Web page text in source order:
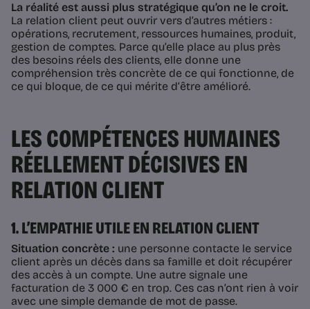
La réalité est aussi plus stratégique qu’on ne le croit.
La relation client peut ouvrir vers d’autres métiers :
opérations, recrutement, ressources humaines, produit,
gestion de comptes. Parce qu’elle place au plus près
des besoins réels des clients, elle donne une
compréhension très concrète de ce qui fonctionne, de
ce qui bloque, de ce qui mérite d’être amélioré.
LES COMPÉTENCES HUMAINES
RÉELLEMENT DÉCISIVES EN
RELATION CLIENT
1. L’EMPATHIE UTILE EN RELATION CLIENT
Situation concrète : une personne contacte le service
client après un décès dans sa famille et doit récupérer
des accès à un compte. Une autre signale une
facturation de 3 000 € en trop. Ces cas n’ont rien à voir
avec une simple demande de mot de passe.